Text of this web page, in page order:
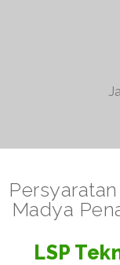
Madya
LSP